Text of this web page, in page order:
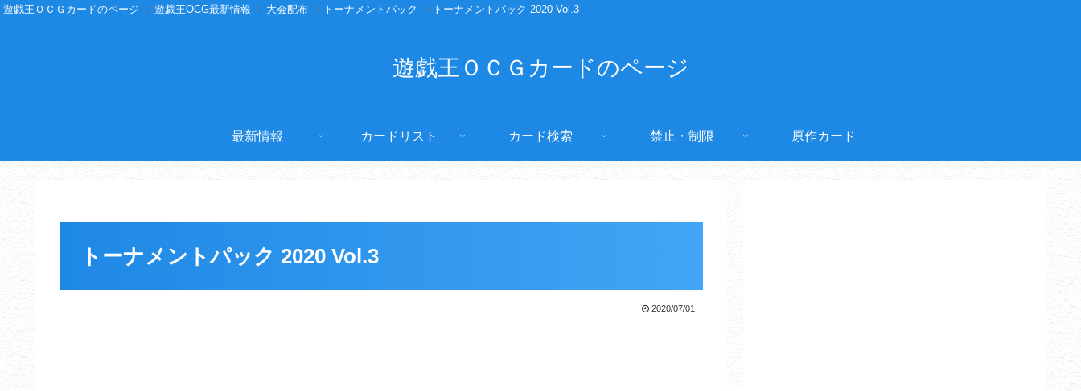
遊戯王ＯＣＧカードのページ 遊戯王OCG最新情報 大会配布 トーナメントパック トーナメントパック 2020 Vol.3
遊戯王ＯＣＧカードのページ
最新情報 カードリスト カード検索 禁止・制限 原作カード
トーナメントパック 2020 Vol.3
2020/07/01